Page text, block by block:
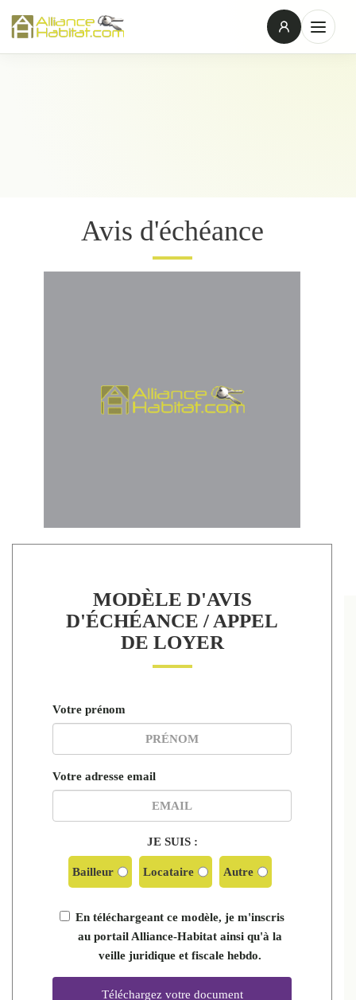
Avis d'échéance
MODÈLE D'AVIS
D'ÉCHÉANCE / APPEL
DE LOYER
Votre prénom
Votre adresse email
JE SUIS :
Bailleur Locataire Autre
En téléchargeant ce modèle, je m'inscris
au portail Alliance-Habitat ainsi qu'à la
veille juridique et fiscale hebdo.